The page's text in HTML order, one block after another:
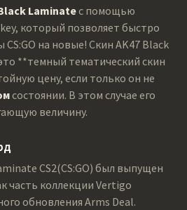
Laminateс помощью
который позволяет быстро
на новые! Скин AK47 Black
**темный тематический скин
цену, если только он не
состоянии. В этом случае его
величину.
CS2(CS:GO) был выпущен
часть коллекции Vertigo
обновления Arms Deal.